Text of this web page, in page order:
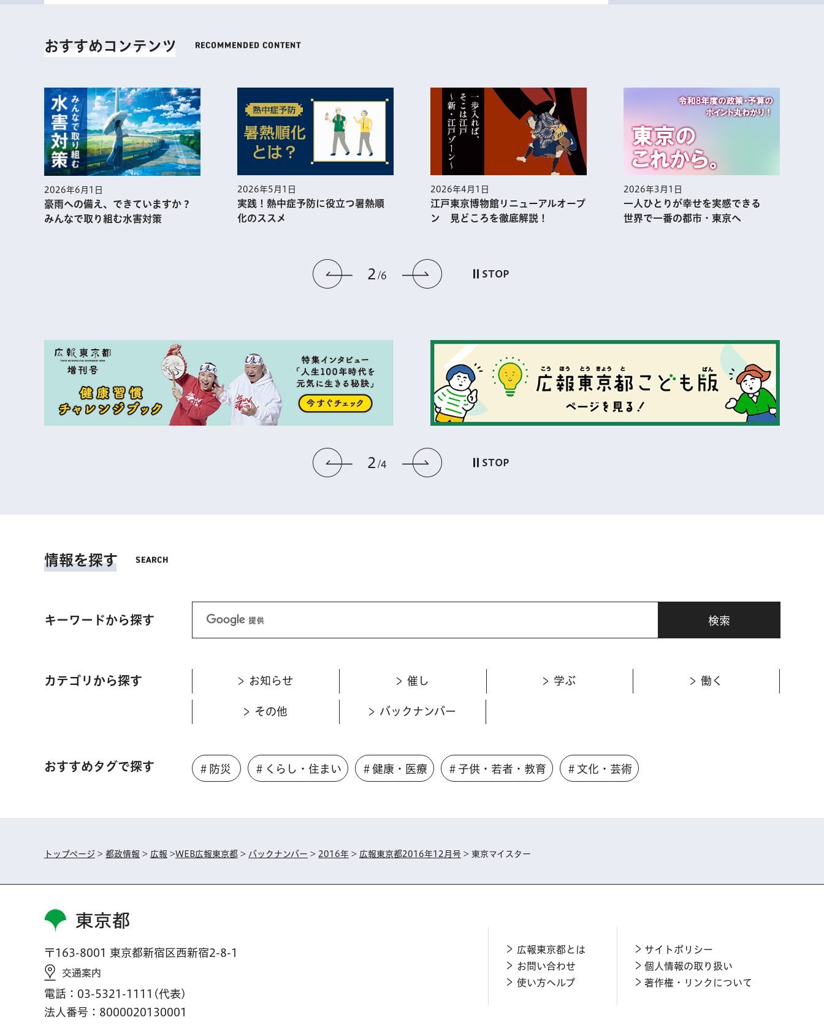
おすすめコンテンツ
前のスライドを表示
2 6 次のスライドを表示
STOP
2026年6月1日
豪雨への備え、できていますか？
みんなで取り組む水害対策
2026年5月1日
実践！熱中症予防に役⽴つ暑熱順
化のススメ
2026年4月1日
江戸東京博物館リニューアルオープ
ン 見どころを徹底解説！
2026年3月1日
一人ひとりが幸せを実感できる
世界で一番の都市・東京へ
前のスライドを表示
2 4 次のスライドを表示
STOP
情報を探す
キーワードから探す
カテゴリから探す お知らせ 催し 学ぶ 働く
その他 バックナンバー
おすすめタグで探す ＃防災 ＃くらし・住まい ＃健康・医療 ＃子供・若者・教育 ＃文化・芸術
トップページ > 都政情報 > 広報 >WEB広報東京都 > バックナンバー > 2016年 > 広報東京都2016年12月号 > 東京マイスター
東京都
〒163-8001 東京都新宿区西新宿2-8-1
交通案内
電話：03-5321-1111(代表)
法人番号：8000020130001
広報東京都とは
お問い合わせ
使い方ヘルプ
サイトポリシー
個人情報の取り扱い
著作権・リンクについて